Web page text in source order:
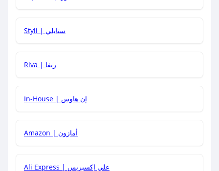
هل يمكنني جمع كود خصم مع العروض الأخرى؟
Styli | ستايلي
Riva | ريفا
In-House | إن هاوس
Amazon | أمازون
Ali Express | علي إكسبريس